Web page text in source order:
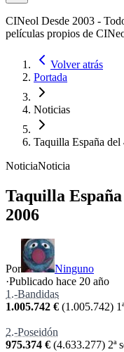
CINeol Desde 2003 -
películas propios de
Volver atrás
Portada
Noticias
Taquilla España
NoticiaNoticia
Taquilla
2006
Por
Ninguno
·Publicado hace 20 año
1.-Bandidas
1.005.742 € (1.005.742)
2.-Poseidón
975.374 € (4.633.277) 2ª